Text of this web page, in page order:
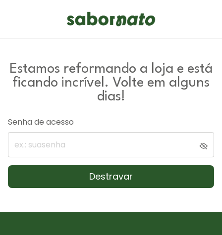
Estamos reformando a loja e está
ficando incrível. Volte em alguns
dias!
Senha de acesso
Destravar